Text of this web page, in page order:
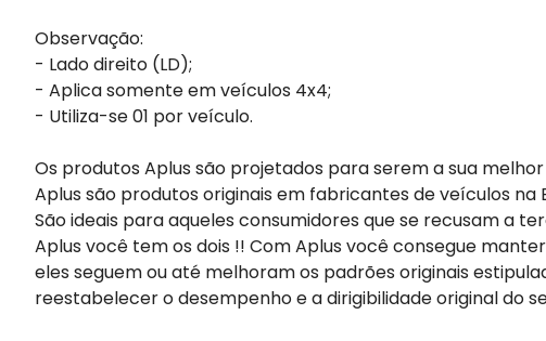
Observação:
- Lado direito (LD);
- Aplica somente em veículos 4x4;
- Utiliza-se 01 por veículo.
Os produtos Aplus são projetados para serem a sua
Aplus são produtos originais em fabricantes de veículos na
São ideais para aqueles consumidores que se recusam a
Aplus você tem os dois !! Com Aplus você consegue
eles seguem ou até melhoram os padrões originais
reestabelecer o desempenho e a dirigibilidade original do